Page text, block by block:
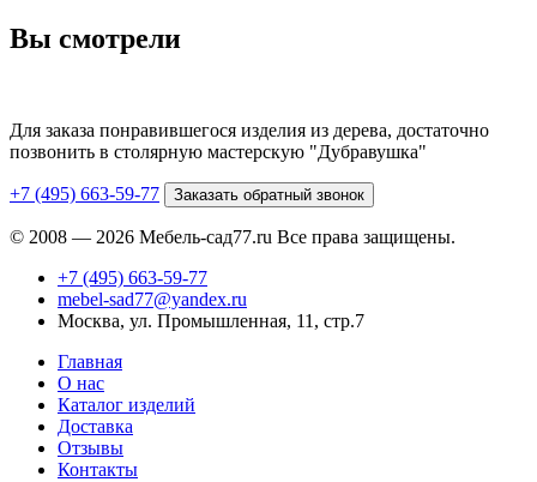
Вы смотрели
Для заказа понравившегося изделия из дерева, достаточно
позвонить в столярную мастерскую "Дубравушка"
+7 (495) 663-59-77 Заказать обратный звонок
© 2008 — 2026 Мебель-сад77.ru Все права защищены.
+7 (495) 663-59-77
mebel-sad77@yandex.ru
Москва, ул. Промышленная, 11, стр.7
Главная
О нас
Каталог изделий
Доставка
Отзывы
Контакты